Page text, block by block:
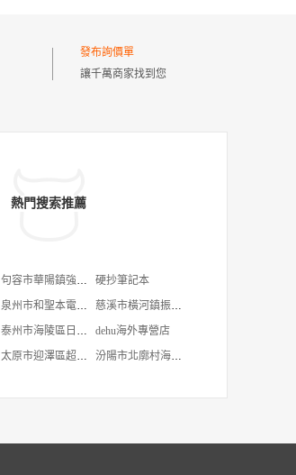
發布詢價單
讓千萬商家找到您
熱門搜索推薦
句容市華陽鎮強明建材經營部
硬抄筆記本
泉州市和聖本電子商務有限公司
慈溪市橫河鎮振邦軸承廠
泰州市海陵區日新電線電纜經營部
dehu海外專營店
太原市迎澤區超寧永通煙酒商店 汾陽市北廓村海艷副食加工部